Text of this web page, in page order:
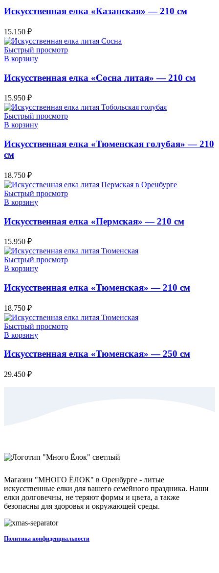
Искусственная елка «Казанская» — 210 см
15.150 ₽
Быстрый просмотр
В корзину
Искусственная елка «Сосна литая» — 210 см
15.950 ₽
Быстрый просмотр
В корзину
Искусственная елка «Тюменская голубая» — 210
см
18.750 ₽
Быстрый просмотр
В корзину
Искусственная елка «Пермская» — 210 см
15.950 ₽
Быстрый просмотр
В корзину
Искусственная елка «Тюменская» — 210 см
18.750 ₽
Быстрый просмотр
В корзину
Искусственная елка «Тюменская» — 250 см
29.450 ₽
Магазин "МНОГО ЁЛОК" в Оренбурге - литые
искусственные елки для вашего семейного праздника. Наши
елки долговечны, не теряют формы и цвета, а также
безопасны для здоровья и окружающей среды.
Политика конфиденциальности